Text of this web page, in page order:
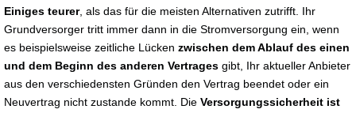
Einiges teurer, als das für die meisten Alternativen zutrifft. Ihr
Grundversorger tritt immer dann in die Stromversorgung ein, wenn
es beispielsweise zeitliche Lücken zwischen dem Ablauf des einen
und dem Beginn des anderen Vertrages gibt, Ihr aktueller Anbieter
aus den verschiedensten Gründen den Vertrag beendet oder ein
Neuvertrag nicht zustande kommt. Die Versorgungssicherheit ist